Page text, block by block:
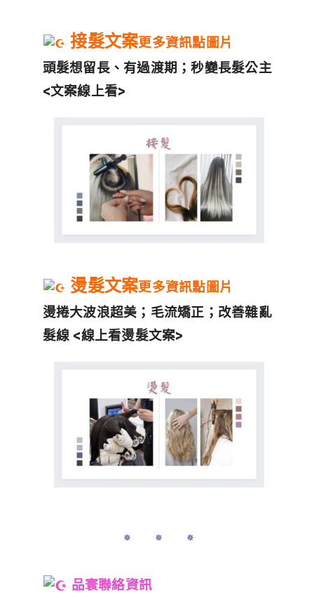
接髮文案更多資訊點圖片
頭髮想留長、有過渡期；秒變長髮公主
<文案線上看>
燙髮文案更多資訊點圖片
燙捲大波浪超美；毛流矯正；改善雜亂
髮線 <線上看燙髮文案>
✵ ✵ ✵
品寰聯絡資訊